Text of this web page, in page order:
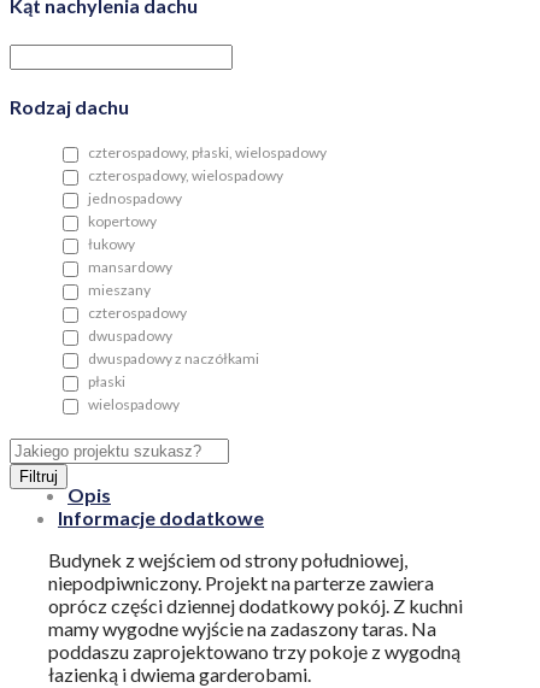
Kąt nachylenia dachu
Rodzaj dachu
czterospadowy, płaski, wielospadowy
czterospadowy, wielospadowy
jednospadowy
kopertowy
łukowy
mansardowy
mieszany
czterospadowy
dwuspadowy
dwuspadowy z naczółkami
płaski
wielospadowy
Filtruj
Opis
Informacje dodatkowe
Budynek z wejściem od strony południowej,
niepodpiwniczony. Projekt na parterze zawiera
oprócz części dziennej dodatkowy pokój. Z kuchni
mamy wygodne wyjście na zadaszony taras. Na
poddaszu zaprojektowano trzy pokoje z wygodną
łazienką i dwiema garderobami.